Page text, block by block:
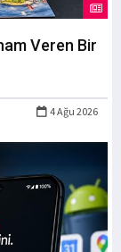
Veren Bir
4 Ağu 2026